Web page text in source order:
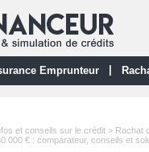
Emprunteur
et conseils sur le crédit > Rachat
000 € : comparateur, conseils et